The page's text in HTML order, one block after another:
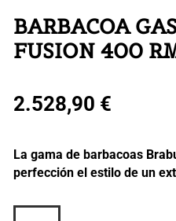
BARBACOA
FUSION 400
2.528,90 €
La gama de barbacoas
perfección el estilo de un